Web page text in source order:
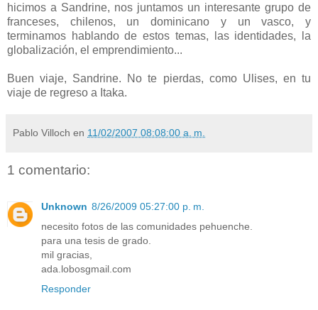
hicimos a Sandrine, nos juntamos un interesante grupo de
franceses, chilenos, un dominicano y un vasco, y
terminamos hablando de estos temas, las identidades, la
globalización, el emprendimiento...
Buen viaje, Sandrine. No te pierdas, como Ulises, en tu
viaje de regreso a Itaka.
Pablo Villoch en 11/02/2007 08:08:00 a. m.
1 comentario:
Unknown 8/26/2009 05:27:00 p. m.
necesito fotos de las comunidades pehuenche.
para una tesis de grado.
mil gracias,
ada.lobosgmail.com
Responder